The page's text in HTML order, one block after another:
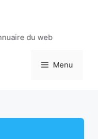
du web
Menu